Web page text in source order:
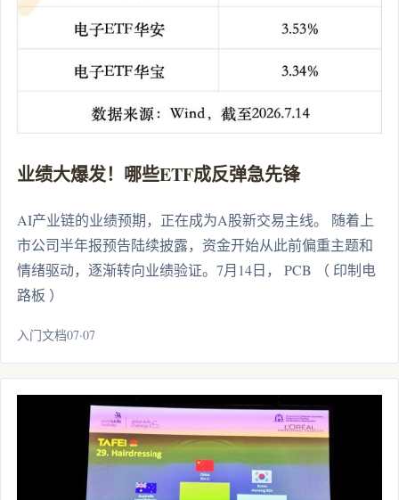
业绩大爆发！哪些ETF成反弹急先锋
AI产业链的业绩预期，正在成为A股新交易主线。 随着上
市公司半年报预告陆续披露，资金开始从此前偏重主题和
情绪驱动，逐渐转向业绩验证。7月14日， PCB （ 印制电
路板 ）
入门文档07·07